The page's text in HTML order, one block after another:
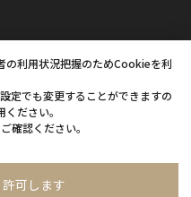
CO.,LTD.
の利用状況把握のためCookieを利
定でも変更することができますの
ださい。
確認ください。
可します